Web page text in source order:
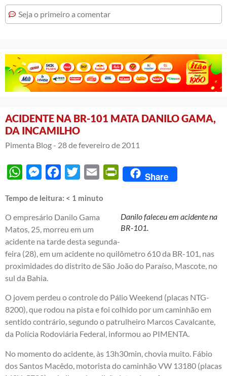
Seja o primeiro a comentar
ACIDENTE NA BR-101 MATA DANILO GAMA,
DA INCAMILHO
Pimenta Blog - 28 de fevereiro de 2011
WhatsAppMessengerFacebook
Twitter Email PrintFriendly
Share
Tempo de leitura: < 1 minuto
Danilo faleceu em acidente na
BR-101.
O empresário Danilo Gama
Matos, 25, morreu em um
acidente na tarde desta segunda-
feira (28), em um acidente no quilômetro 610 da BR-101, nas
proximidades do distrito de São João do Paraíso, Mascote, no
sul da Bahia.
O jovem perdeu o controle do Pálio Weekend (placas NTG-
8200), que rodou na pista e foi colhido por um caminhão em
sentido contrário, segundo o patrulheiro Marcos Cavalcante,
da Polícia Rodoviária Federal, informou ao PIMENTA.
No momento do acidente, às 13h30min, chovia muito. Fábio
dos Santos Macêdo, motorista do caminhão VW 13180 (placas